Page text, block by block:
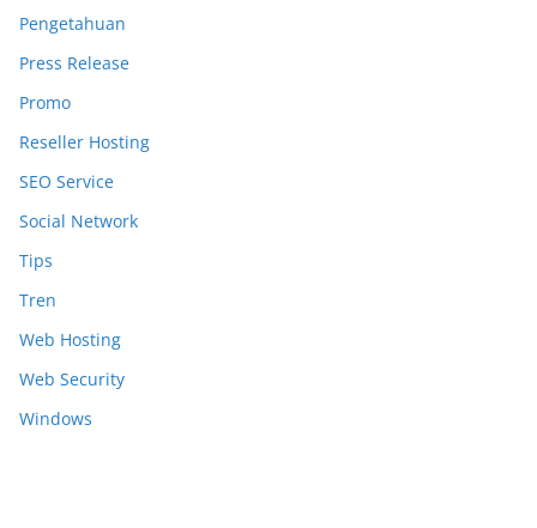
Pengetahuan
Press Release
Promo
Reseller Hosting
SEO Service
Social Network
Tips
Tren
Web Hosting
Web Security
Windows